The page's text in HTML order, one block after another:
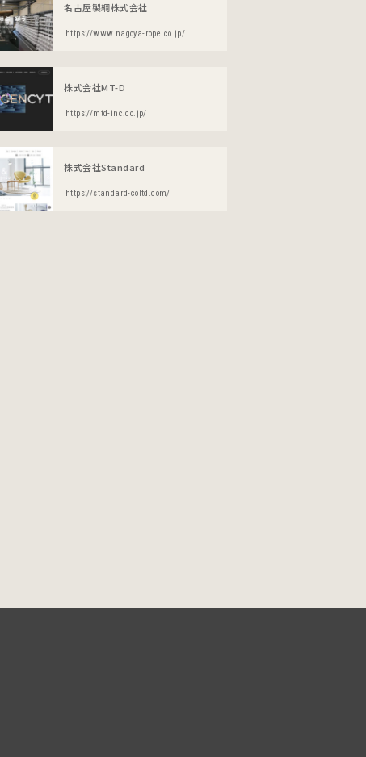
名古屋製綱株式会社
https://www.nagoya-rope.co.jp/
株式会社MT-D
https://mtd-inc.co.jp/
株式会社Standard
https://standard-coltd.com/